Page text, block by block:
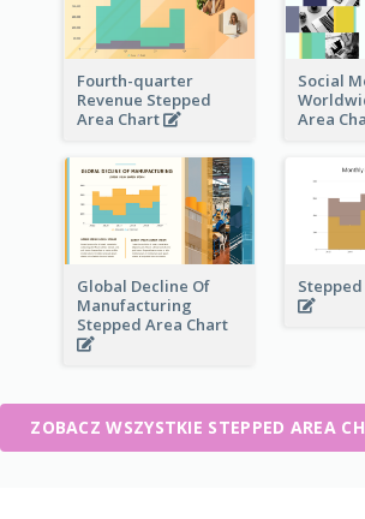
Fourth-quarter
Revenue Stepped
Area Chart
Social
Area
Global Decline Of
Manufacturing
Stepped Area Chart
ZOBACZ WSZYSTKIE STEPPED AREA